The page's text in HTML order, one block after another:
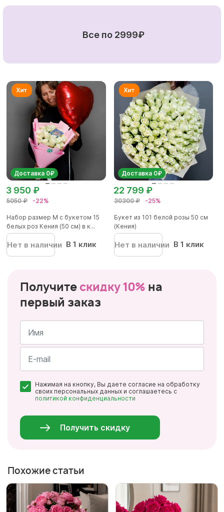
Все по 2999₽
Доставка 0₽
5050 ₽ -22%
3 950 ₽
Набор размер M с букетом 15
белых роз Кения (50 см) в к...
Нет в наличии В 1 клик
Доставка 0₽
30300 ₽ -25%
22 799 ₽
Букет из 101 белой розы 50 см
(Кения)
Нет в наличии В 1 клик
Получите скидку 10% на
первый заказ
Имя
*
Нажимая на кнопку, Вы даете согласие на обработку
своих персональных данных и соглашаетесь с
политикой конфиденциальности
Получить скидку
Похожие статьи